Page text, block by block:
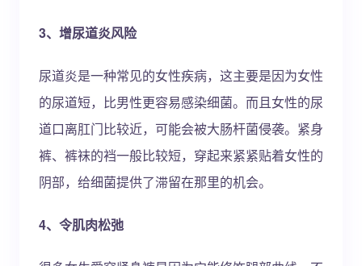
3、增尿道炎风险
尿道炎是一种常见的女性疾病，这主要是因为女性
的尿道短，比男性更容易感染细菌。而且女性的尿
道口离肛门比较近，可能会被大肠杆菌侵袭。紧身
裤、裤袜的裆一般比较短，穿起来紧紧贴着女性的
阴部，给细菌提供了滞留在那里的机会。
4、令肌肉松弛